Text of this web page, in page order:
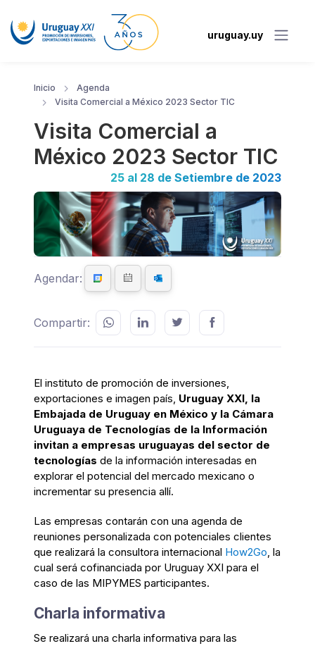
uruguay.uy
Inicio
Agenda
Visita Comercial a México 2023 Sector TIC
Visita Comercial a
México 2023 Sector TIC
25 al 28 de Setiembre de 2023
Agendar:
Compartir:
El instituto de promoción de inversiones,
exportaciones e imagen país, Uruguay XXI, la
Embajada de Uruguay en México y la Cámara
Uruguaya de Tecnologías de la Información
invitan a empresas uruguayas del sector de
tecnologías de la información interesadas en
explorar el potencial del mercado mexicano o
incrementar su presencia allí.
Las empresas contarán con una agenda de
reuniones personalizada con potenciales clientes
que realizará la consultora internacional How2Go, la
cual será cofinanciada por Uruguay XXI para el
caso de las MIPYMES participantes.
Charla informativa
Se realizará una charla informativa para las